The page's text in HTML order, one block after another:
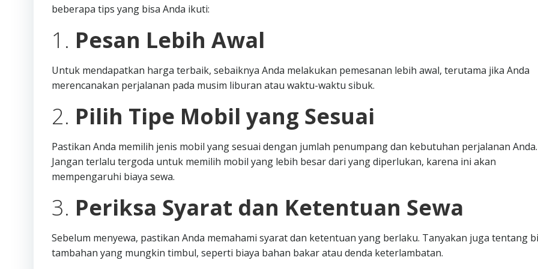
beberapa tips yang bisa Anda ikuti:
1. Pesan Lebih Awal
Untuk mendapatkan harga terbaik, sebaiknya Anda melakukan pemesanan lebih awal, terutama jika Anda
merencanakan perjalanan pada musim liburan atau waktu-waktu sibuk.
2. Pilih Tipe Mobil yang Sesuai
Pastikan Anda memilih jenis mobil yang sesuai dengan jumlah penumpang dan kebutuhan perjalanan Anda.
Jangan terlalu tergoda untuk memilih mobil yang lebih besar dari yang diperlukan, karena ini akan
mempengaruhi biaya sewa.
3. Periksa Syarat dan Ketentuan Sewa
Sebelum menyewa, pastikan Anda memahami syarat dan ketentuan yang berlaku. Tanyakan juga tentang
tambahan yang mungkin timbul, seperti biaya bahan bakar atau denda keterlambatan.